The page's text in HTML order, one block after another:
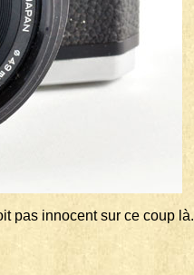
pas innocent sur ce coup là.